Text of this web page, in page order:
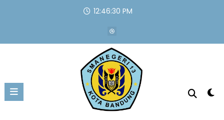
12:46:30 PM